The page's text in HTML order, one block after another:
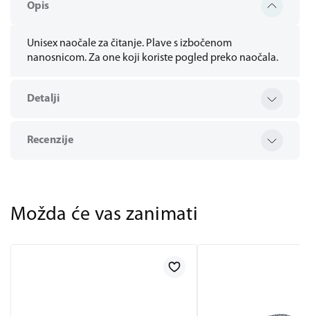
Opis
Unisex naočale za čitanje. Plave s izbočenom
nanosnicom. Za one koji koriste pogled preko naočala.
Detalji
Recenzije
Možda će vas zanimati